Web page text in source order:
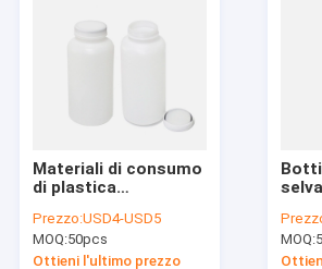
Materiali di consumo
di plastica
del laboratorio delle
bottiglie dell'HDPE
Prezzo:USD4-USD5
MOQ:50pcs
Ottieni l'ultimo prezzo
della
MOQ: